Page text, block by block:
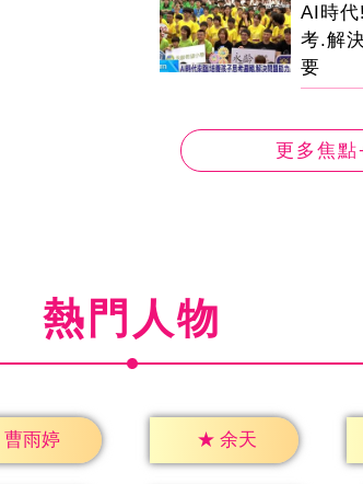
AI時
考.解
要
更多焦點
熱門人物
曹雨婷 ★ 余天